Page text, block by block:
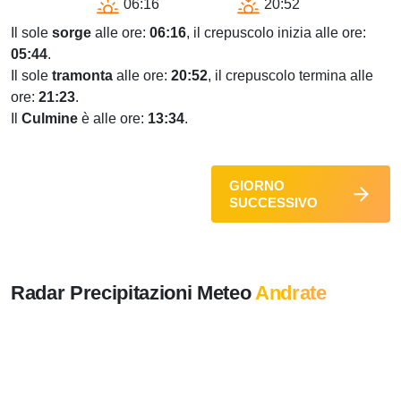
06:16
20:52
Il sole sorge alle ore: 06:16, il crepuscolo inizia alle ore:
05:44.
Il sole tramonta alle ore: 20:52, il crepuscolo termina alle
ore: 21:23.
Culmine è alle ore: 13:34.
GIORNO
SUCCESSIVO
Radar Precipitazioni MeteoAndrate